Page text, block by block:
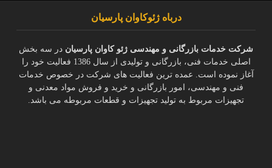
درباه ژئوکاوان پارسیان
شرکت خدمات بازرگانی و مهندسی ژئو کاوان پارسیان در سه بخش
اصلی خدمات فنی، بازرگانی و تولیدی از سال 1386 فعالیت خود را
آغاز نموده است. عمده ترین فعالیت های شرکت در خصوص خدمات
فنی و مهندسی، امور بازرگانی و خرید و فروش مواد معدنی و
تجهیزات مربوط به تولید تجهیزات و قطعات مربوطه می باشد.